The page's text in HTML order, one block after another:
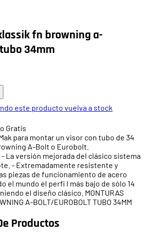
fn browning a-
34mm
este producto vuelva a stock
Gratis
para montar un visor con tubo de 34
A-Bolt o Eurobolt.
- La versión mejorada del clásico sistema
- Extremadamente resistente y
piezas de funcionamiento de acero
el mundo el perfi l más bajo de sólo 14
el diseño clásico. MONTURAS
A-BOLT/EUROBOLT TUBO 34MM
Productos